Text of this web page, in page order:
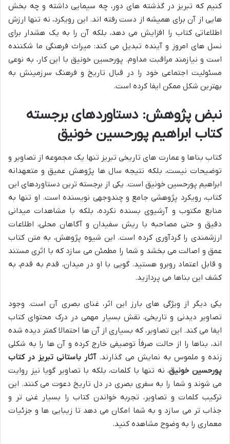
کنیم که تبریز در گذشته های دور، چه سیمایی داشته و چه بخش
هایی از آن برای همیشه از دست رفته اند. این رویکرد، نه تنها ارزش
اطلاعاتی کتاب را افزایش می دهد، بلکه آن را به یک هشدار برای
نسل های امروز و آینده تبدیل می کند: میراث فرهنگی ما شکننده
است و نیازمند مراقبت مداوم. پورحسین خونیق با این کار، به نوعی
مسئولیت اجتماعی خود را در قبال تاریخ و فرهنگ سرزمینش به
بهترین شکل ممکن ایفا کرده است.
نبض پژوهش: دستاوردهای برجسته
کتاب ابراهیم پورحسین خونیق
کتاب بناها و عمارت های تاریخی تبریز تنها یک مجموعه از تصاویر و
توضیحات نیست، بلکه نتیجه سال ها پژوهش عمیق و متعهدانه
ابراهیم پورحسین خونیق است. یکی از برجسته ترین دستاوردهای این
کتاب، رویکرد پژوهشی جامع و چندوجهی نویسنده است. او تنها به
منابع مکتوب و آرشیوی بسنده نکرده، بلکه با مشاهدات میدانی
دقیق و حتی مصاحبه با ریش سفیدان و آگاهان محلی، اطلاعات
ارزشمندی را گردآوری کرده است. این شیوه پژوهش، به متن کتاب
عمق و اصالت می بخشد و شما را مطمئن می سازد که با اثری مستند
و قابل اعتماد روبرو هستید. گویی با او در میدان، قدم به قدم، به
کشف این بناها می پردازید.
یکی دیگر از ویژگی های بارز این اثر، غنای بصری آن است. وجود
تصاویر دیدنی و تاریخی، نقش بسیار مهمی در درک محتوای کتاب
ایفا می کند. این تصاویر، که بسیاری از آن ها احتمالا کمتر دیده شده
اند، بناها را از حالت صرفاً توصیفی خارج کرده و آن ها را به شکلی
زنده و ملموس به نمایش می گذارند.آثار باستانی تبریز در کتاب
پورحسین خونیق، نه تنها با کلمات، بلکه با تصاویر گویا نیز روایت
می شوند و شما را به سفری بصری در دل تاریخ دعوت می کنند. این
ترکیب کلمات و تصاویر، تجربه خواندن کتاب را بسیار غنی تر و
جذاب تر می سازد و به شما امکان می دهد تا زیبایی ها و جزئیات
معماری را به وضوح مشاهده کنید.